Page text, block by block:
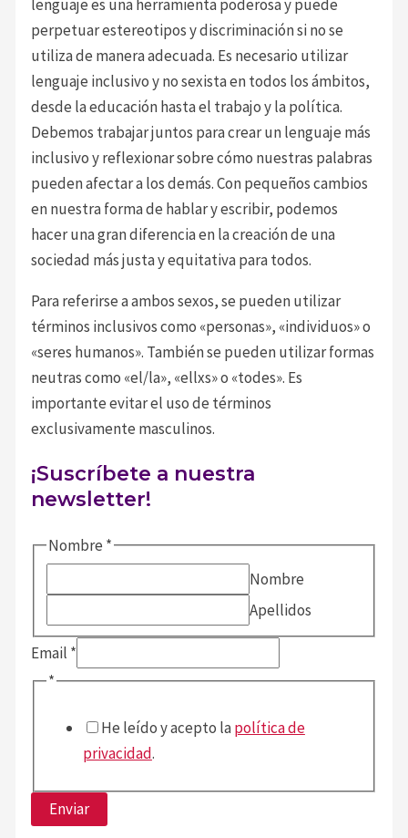
lenguaje es una herramienta poderosa y puede
perpetuar estereotipos y discriminación si no se
utiliza de manera adecuada. Es necesario utilizar
lenguaje inclusivo y no sexista en todos los ámbitos,
desde la educación hasta el trabajo y la política.
Debemos trabajar juntos para crear un lenguaje más
inclusivo y reflexionar sobre cómo nuestras palabras
pueden afectar a los demás. Con pequeños cambios
en nuestra forma de hablar y escribir, podemos
hacer una gran diferencia en la creación de una
sociedad más justa y equitativa para todos.
Para referirse a ambos sexos, se pueden utilizar
términos inclusivos como «personas», «individuos» o
«seres humanos». También se pueden utilizar formas
neutras como «el/la», «ellxs» o «todes». Es
importante evitar el uso de términos
exclusivamente masculinos.
¡Suscríbete a nuestra
newsletter!
Nombre *
Nombre
Apellidos
Nombre
Email
Email *
*
He leído y acepto lapolítica de
privacidad.
Enviar